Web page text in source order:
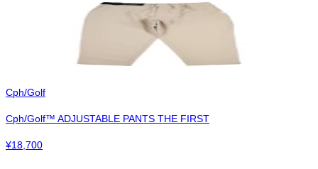
Cph/Golf
Cph/Golf™︎ ADJUSTABLE PANTS THE FIRST
¥18,700